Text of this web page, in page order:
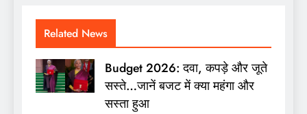
Related News
Budget 2026: दवा, कपड़े और जूते
सस्ते…जानें बजट में क्या महंगा और
सस्ता हुआ